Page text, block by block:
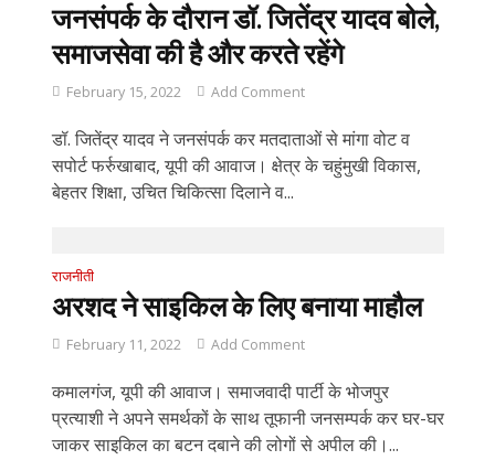
जनसंपर्क के दौरान डॉ. जितेंद्र यादव बोले,
समाजसेवा की है और करते रहेंगे
February 15, 2022 Add Comment
डॉ. जितेंद्र यादव ने जनसंपर्क कर मतदाताओं से मांगा वोट व
सपोर्ट फर्रुखाबाद, यूपी की आवाज। क्षेत्र के चहुंमुखी विकास,
बेहतर शिक्षा, उचित चिकित्सा दिलाने व...
राजनीती
अरशद ने साइकिल के लिए बनाया माहौल
February 11, 2022 Add Comment
कमालगंज, यूपी की आवाज। समाजवादी पार्टी के भोजपुर
प्रत्याशी ने अपने समर्थकों के साथ तूफानी जनसम्पर्क कर घर-घर
जाकर साइकिल का बटन दबाने की लोगों से अपील की।...